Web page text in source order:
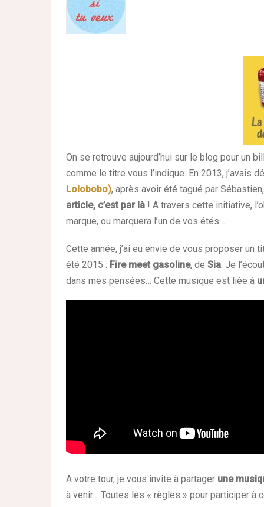
On se retrouve aujourd’hui sur le blog pour un
comme le titre vous l’indique. En 2013, j’avais
Lolobobo), après avoir été tagué par
article, c’est par là ! A travers cette initiative,
marque, ou marquera l’un de vos étés…
Cette année, j’ai eu envie de vous proposer un
été 2015 : Fire meet gasoline, de Sia. Je
dans mes pensées… Cette musique est liée à
A votre tour, je vous invite à partager une
à venir… Toutes les « règles » pour participer à